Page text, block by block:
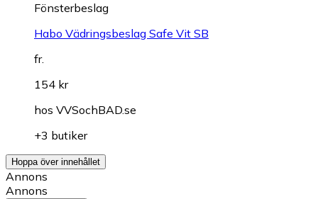
Fönsterbeslag
Habo Vädringsbeslag Safe Vit SB
fr.
154 kr
hos VVSochBAD.se
+3 butiker
Hoppa över innehållet
Annons
Annons